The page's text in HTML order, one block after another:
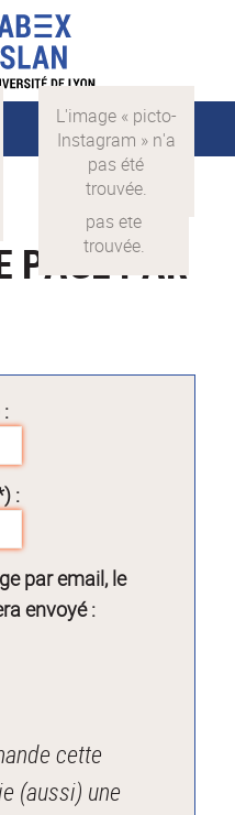
PAGE PAR
:
par email, le
envoyé :
cette
(aussi) une